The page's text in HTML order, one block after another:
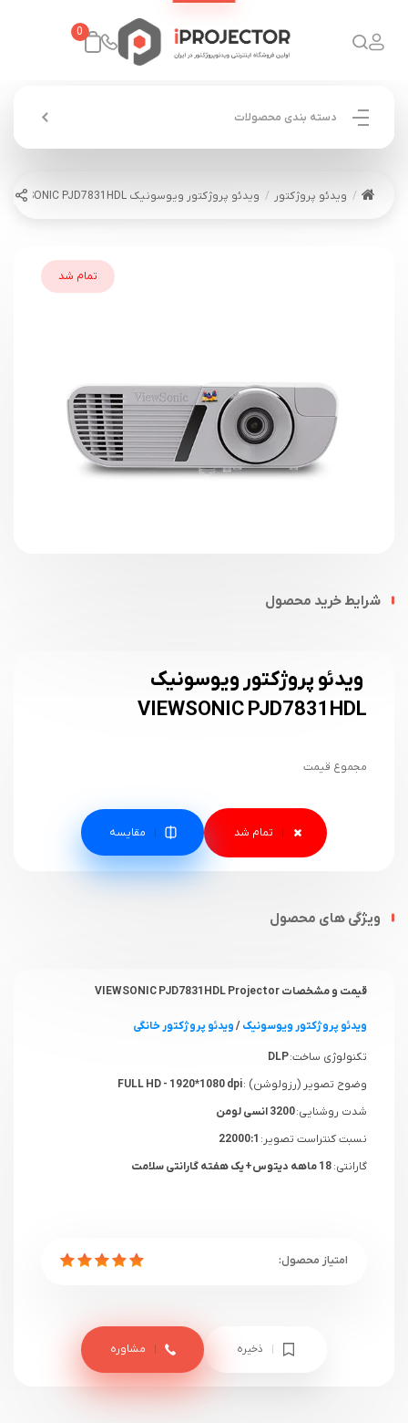
0
دسته بندی محصولات
ویدئو پروژکتور ویدئو پروژکتور ویوسونیک VIEWSONIC PJD7831HDL
تمام شد
شرایط خرید محصول
ویدئو پروژکتور ویوسونیک
VIEWSONIC PJD7831HDL
مجموع قیمت
مقایسه
ویژگی های محصول
قیمت و مشخصات VIEWSONIC PJD7831HDL Projector
ویدئو پروژکتور ویوسونیک/ویدئو پروژکتور خانگی
تکنولوژی ساخت:DLP
وضوح تصویر (رزولوشن) :
شدت روشنایی:3200 انسی لومن
نسبت کنتراست تصویر:
گارانتی:
ذخیره مشاوره